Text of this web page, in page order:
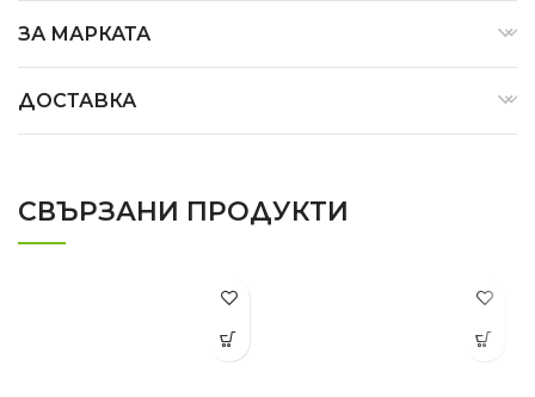
ЗА МАРКАТА
ДОСТАВКА
СВЪРЗАНИ ПРОДУКТИ